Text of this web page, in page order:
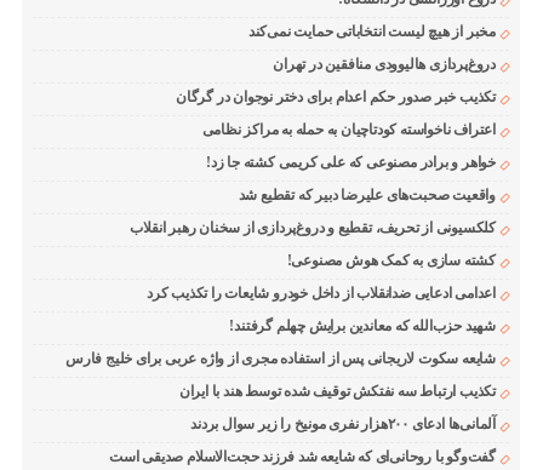
مخبر از هیچ لیست انتخاباتی حمایت نمی‌کند
دروغ‌پردازی هالیوودی منافقین در تهران
تکذیب خبر صدور حکم اعدام برای دختر نوجوان در گرگان
اعتراف ناخواسته کودتاچیان به حمله به مراکز نظامی
خواهر و برادر مصنوعی که علی کریمی کشته جا زد!
واقعیت صحبت‌های علیرضا دبیر که تقطیع شد
کلکسیونی از تحریف، تقطیع و دروغ‌پردازی از سخنان رهبر انقلاب
کشته سازی به کمک هوش مصنوعی!
اعدامی ادعایی ضدانقلاب از داخل خودرو شایعات را تکذیب کرد
شهید حزب‌الله که معاندین برایش چهلم گرفتند!
شایعه سکوت لاریجانی پس از استفاده مجری از واژه عربی برای خلیج فارس
تکذیب ارتباط سه نفتکش توقیف شده توسط هند با ایران
آلمانی‌ها ادعای ۲۰۰هزار نفری مونیخ را زیر سوال بردند
گفت‌وگو با روحانی‌ای که شایعه شد فرزند حجت‌الاسلام صدیقی است